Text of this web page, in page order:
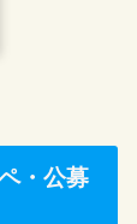
・公募